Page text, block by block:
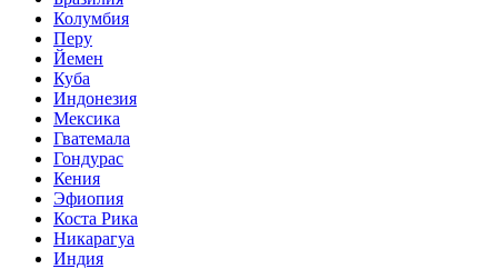
Колумбия
Перу
Йемен
Куба
Индонезия
Мексика
Гватемала
Гондурас
Кения
Эфиопия
Коста Рика
Никарагуа
Индия